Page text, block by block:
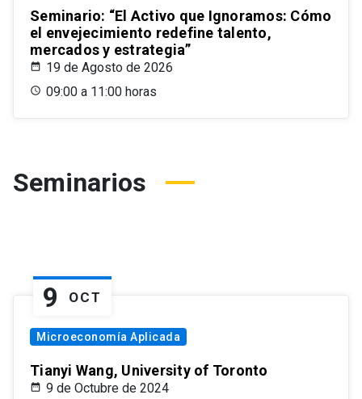
Seminario: “El Activo que Ignoramos: Cómo
el envejecimiento redefine talento,
mercados y estrategia”
19 de Agosto de 2026
09:00 a 11:00 horas
Seminarios
9 OCT
Microeconomía Aplicada
Tianyi Wang, University of Toronto
9 de Octubre de 2024